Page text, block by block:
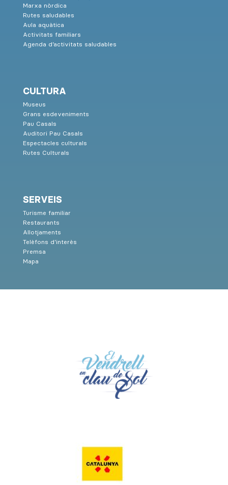
Marxa nòrdica
Rutes saludables
Aula aquàtica
Activitats familiars
Agenda d’activitats saludables
CULTURA
Museus
Grans esdeveniments
Pau Casals
Auditori Pau Casals
Espectacles culturals
Rutes Culturals
SERVEIS
Turisme familiar
Restaurants
Allotjaments
Telèfons d’interès
Premsa
Mapa